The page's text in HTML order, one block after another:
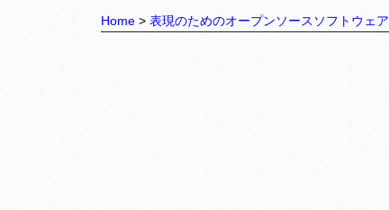
Home 表現のためのオープンソースソフトウェア